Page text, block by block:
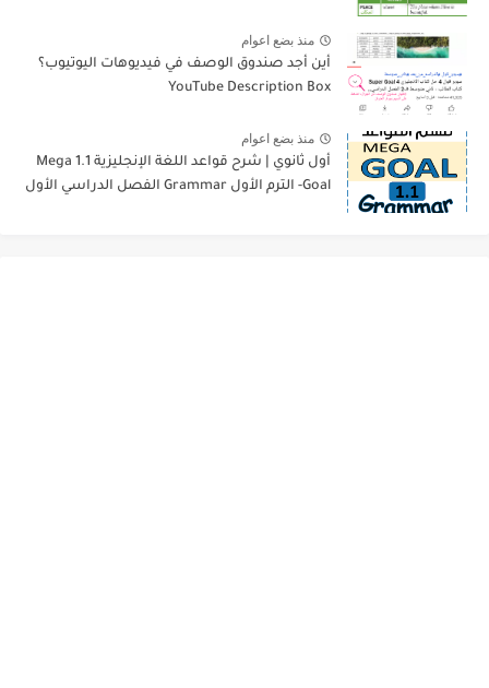
منذ بضع اعوام
أين أجد صندوق الوصف في فيديوهات اليوتيوب؟
YouTube Description Box
منذ بضع اعوام
أول ثانوي | شرح قواعد اللغة الإنجليزية 1.1 Mega
Goal- الترم الأول Grammar الفصل الدراسي الأول